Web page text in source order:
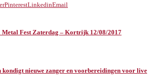
PinterestLinkedinEmail
Fest Zaterdag – Kortrijk 12/08/2017
nieuwe zanger en voorbereidingen voor live